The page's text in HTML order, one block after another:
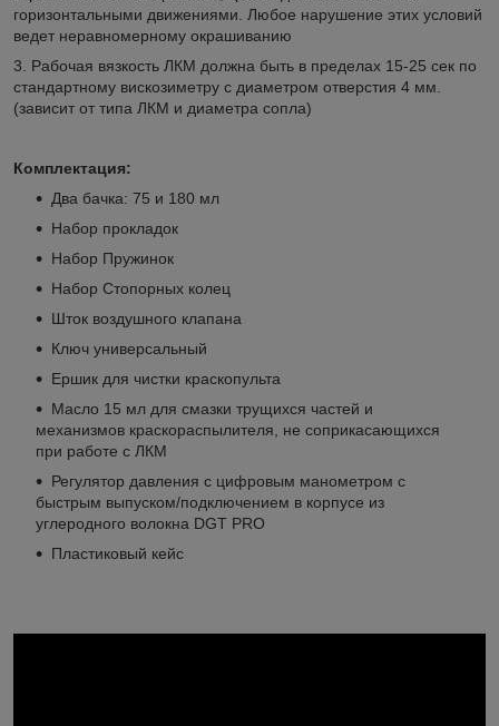
горизонтальными движениями. Любое нарушение этих условий
ведет неравномерному окрашиванию
3. Рабочая вязкость ЛКМ должна быть в пределах 15-25 сек по
стандартному вискозиметру с диаметром отверстия 4 мм.
(зависит от типа ЛКМ и диаметра сопла)
Комплектация:
Два бачка: 75 и 180 мл
Набор прокладок
Набор Пружинок
Набор Стопорных колец
Шток воздушного клапана
Ключ универсальный
Ершик для чистки краскопульта
Масло 15 мл для смазки трущихся частей и
механизмов краскораспылителя, не соприкасающихся
при работе с ЛКМ
Регулятор давления с цифровым манометром с
быстрым выпуском/подключением в корпусе из
углеродного волокна DGT PRO
Пластиковый кейс